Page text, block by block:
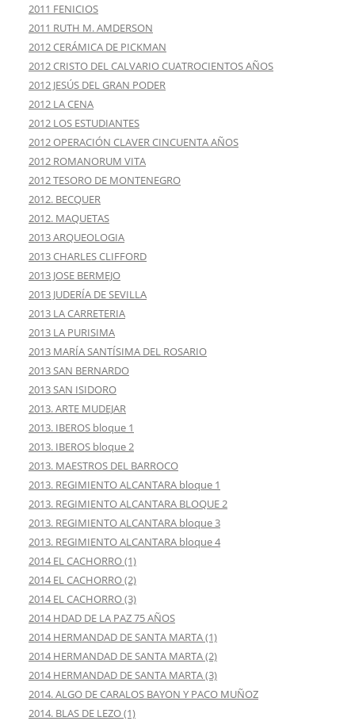
2011 FENICIOS
2011 RUTH M. AMDERSON
2012 CERÁMICA DE PICKMAN
2012 CRISTO DEL CALVARIO CUATROCIENTOS AÑOS
2012 JESÚS DEL GRAN PODER
2012 LA CENA
2012 LOS ESTUDIANTES
2012 OPERACIÓN CLAVER CINCUENTA AÑOS
2012 ROMANORUM VITA
2012 TESORO DE MONTENEGRO
2012. BECQUER
2012. MAQUETAS
2013 ARQUEOLOGIA
2013 CHARLES CLIFFORD
2013 JOSE BERMEJO
2013 JUDERÍA DE SEVILLA
2013 LA CARRETERIA
2013 LA PURISIMA
2013 MARÍA SANTÍSIMA DEL ROSARIO
2013 SAN BERNARDO
2013 SAN ISIDORO
2013. ARTE MUDEJAR
2013. IBEROS bloque 1
2013. IBEROS bloque 2
2013. MAESTROS DEL BARROCO
2013. REGIMIENTO ALCANTARA bloque 1
2013. REGIMIENTO ALCANTARA BLOQUE 2
2013. REGIMIENTO ALCANTARA bloque 3
2013. REGIMIENTO ALCANTARA bloque 4
2014 EL CACHORRO (1)
2014 EL CACHORRO (2)
2014 EL CACHORRO (3)
2014 HDAD DE LA PAZ 75 AÑOS
2014 HERMANDAD DE SANTA MARTA (1)
2014 HERMANDAD DE SANTA MARTA (2)
2014 HERMANDAD DE SANTA MARTA (3)
2014. ALGO DE CARALOS BAYON Y PACO MUÑOZ
2014. BLAS DE LEZO (1)